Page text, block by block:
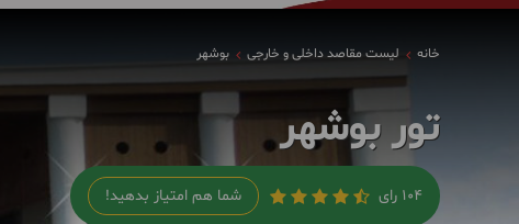
خانه لیست مقاصد داخلی و خارجی بوشهر
تور بوشهر
104 رای شما هم امتیاز بدهید!